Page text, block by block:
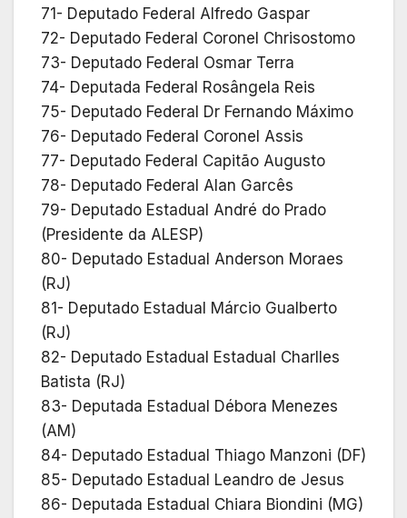
71- Deputado Federal Alfredo Gaspar
72- Deputado Federal Coronel Chrisostomo
73- Deputado Federal Osmar Terra
74- Deputada Federal Rosângela Reis
75- Deputado Federal Dr Fernando Máximo
76- Deputado Federal Coronel Assis
77- Deputado Federal Capitão Augusto
78- Deputado Federal Alan Garcês
79- Deputado Estadual André do Prado
(Presidente da ALESP)
80- Deputado Estadual Anderson Moraes
(RJ)
81- Deputado Estadual Márcio Gualberto
(RJ)
82- Deputado Estadual Estadual Charlles
Batista (RJ)
83- Deputada Estadual Débora Menezes
(AM)
84- Deputado Estadual Thiago Manzoni (DF)
85- Deputado Estadual Leandro de Jesus
86- Deputada Estadual Chiara Biondini (MG)